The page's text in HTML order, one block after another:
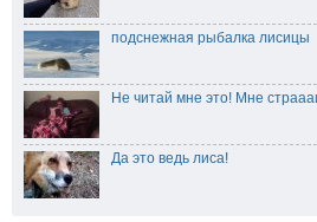
подснежная рыбалка лисицы
Не читай мне это! Мне
Да это ведь лиса!